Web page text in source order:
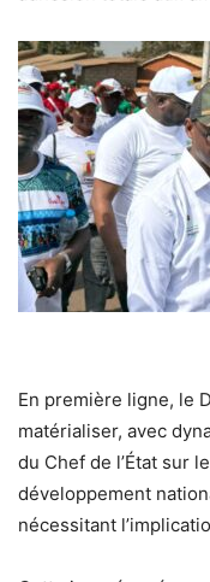
En première ligne, le
matérialiser, avec
du Chef de l’État sur
développement
nécessitant